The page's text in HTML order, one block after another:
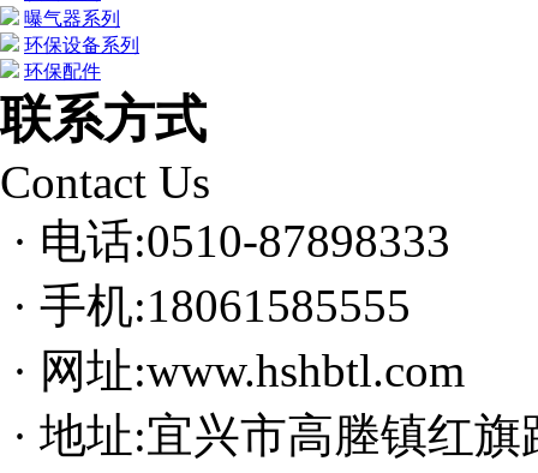
曝气器系列
环保设备系列
环保配件
联系方式
Contact Us
· 电话:0510-87898333
· 手机:18061585555
· 网址:www.hshbtl.com
· 地址:宜兴市高塍镇红旗